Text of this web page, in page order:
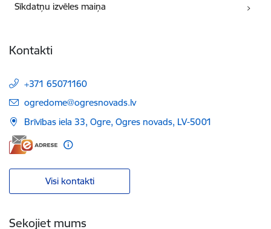
Sīkdatņu izvēles maiņa
Kontakti
+371 65071160
E-pasts:
ogredome@ogresnovads.lv
Brīvības iela 33, Ogre, Ogres novads, LV-5001
Visi kontakti
Sekojiet mums